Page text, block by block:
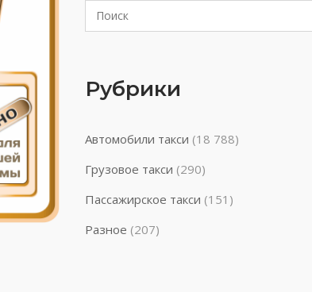
Рубрики
Автомобили такси (18 788)
Грузовое такси (290)
Пассажирское такси (151)
Разное (207)